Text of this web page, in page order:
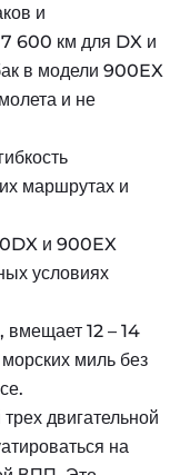
и
7 600 км для DX и
в модели 900EX
и не
маршрутах и
и 900EX
условиях
12 – 14
миль без
двигательной
на